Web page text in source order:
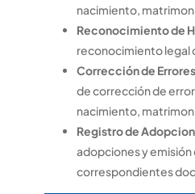
nacimiento,
Reconocimiento de
reconocimiento legal
Corrección de
de corrección de
nacimiento,
Registro de
adopciones y emisión
correspondientes